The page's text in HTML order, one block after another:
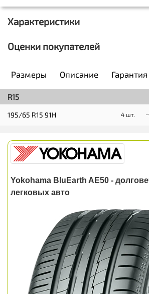
Характеристики
Оценки покупателей
Размеры Описание Гарантия
R15
195/65 R15 91H 4 шт.
Yokohama BluEarth AE50 -
легковых авто